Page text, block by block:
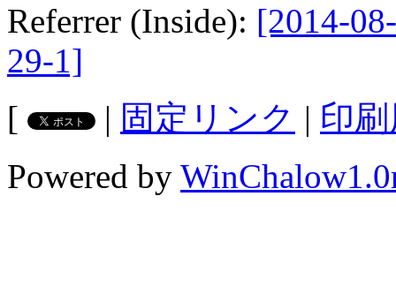
Referrer (Inside): [2014-
29-1]
[
| 固定リンク | 印
Powered by